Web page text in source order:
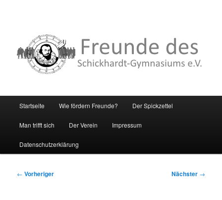
Zum
primären
Inhalt
springen
Startseite Wie fördern Freunde? Der Spickzettel
Man trifft sich Der Verein Impressum
Datenschutzerklärung
Beitragsnavigation
← Vorheriger Nächster →